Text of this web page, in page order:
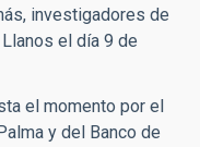
investigadores de
el día 9 de
el momento por el
y del Banco de